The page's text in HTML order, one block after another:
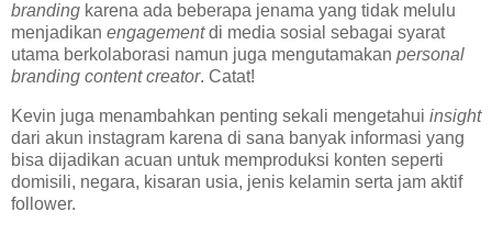
branding karena ada beberapa jenama yang tidak melulu
menjadikan engagementdi media sosial sebagai syarat
utama berkolaborasi namun juga mengutamakan personal
branding content creator. Catat!
Kevin juga menambahkan penting sekali mengetahui insight
dari akun instagram karena di sana banyak informasi yang
bisa dijadikan acuan untuk memproduksi konten seperti
domisili, negara, kisaran usia, jenis kelamin serta jam aktif
follower.